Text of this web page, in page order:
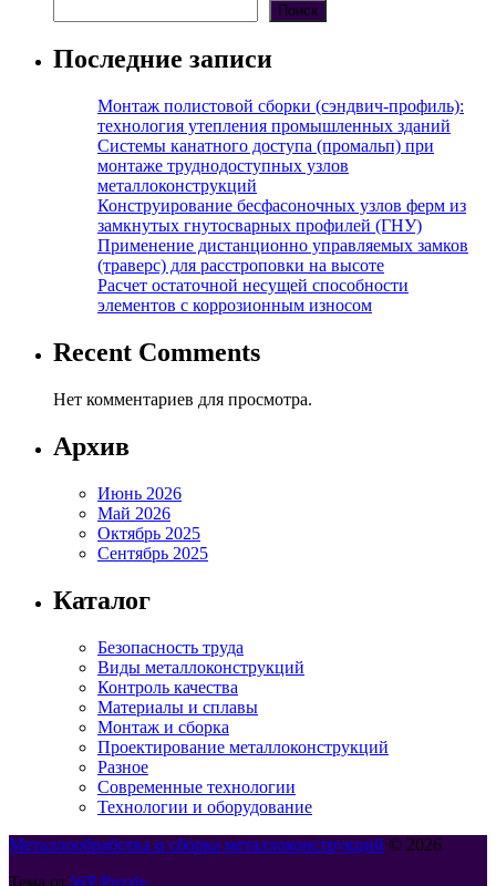
Поиск
Последние записи
Монтаж полистовой сборки (сэндвич-профиль):
технология утепления промышленных зданий
Системы канатного доступа (промальп) при
монтаже труднодоступных узлов
металлоконструкций
Конструирование бесфасоночных узлов ферм из
замкнутых гнутосварных профилей (ГНУ)
Применение дистанционно управляемых замков
(траверс) для расстроповки на высоте
Расчет остаточной несущей способности
элементов с коррозионным износом
Recent Comments
Нет комментариев для просмотра.
Архив
Июнь 2026
Май 2026
Октябрь 2025
Сентябрь 2025
Каталог
Безопасность труда
Виды металлоконструкций
Контроль качества
Материалы и сплавы
Монтаж и сборка
Проектирование металлоконструкций
Разное
Современные технологии
Технологии и оборудование
Металлообработка и сборка металлоконструкций © 2026
Тема от WP Puzzle